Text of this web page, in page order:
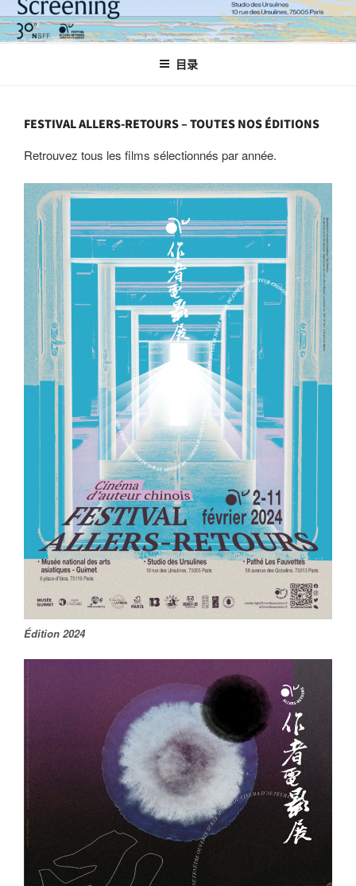
至
内
目录
FESTIVAL ALLERS-RETOURS – TOUTES NOS ÉDITIONS
Retrouvez tous les films sélectionnés par année.
Édition 2024